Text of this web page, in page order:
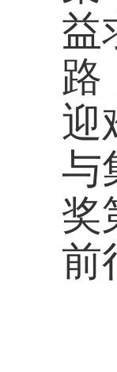
图